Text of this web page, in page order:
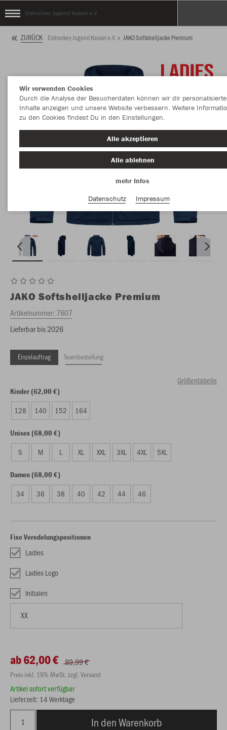
Eishockey Jugend Kassel e.V.
ZURÜCK Eishockey Jugend Kassel e.V. JAKO Softshelljacke Premium
JAKO Softshelljacke Premium
Artikelnummer: 7607
Lieferbar bis 2026
Einzelauftrag Teambestellung
Größentabelle
Kinder (62,00 €)
128 140 152 164
Unisex (68,00 €)
S M L XL XXL 3XL 4XL 5XL
Damen (68,00 €)
34 36 38 40 42 44 46
Fixe Veredelungspositionen
Ladies
Ladies Logo
Initialen
ab 62,00 € 89,99 €
Preis inkl. 19% MwSt. zzgl. Versand
Artikel sofort verfügbar
Lieferzeit: 14 Werktage
In den Warenkorb
Wir verwenden Cookies
Durch die Analyse der Besucherdaten können wir dir personalisierte
Inhalte anzeigen und unsere Website verbessern. Weitere
zu den Cookies findest Du in den Einstellungen.
Alle akzeptieren
Alle ablehnen
mehr Infos
Datenschutz
Impressum